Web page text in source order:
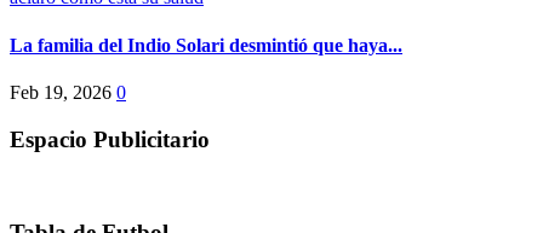
La familia del Indio Solari desmintió que haya...
Feb 19, 2026 0
Espacio Publicitario